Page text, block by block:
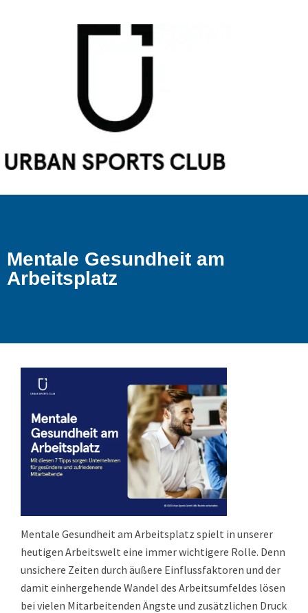
Mentale Gesundheit am
Arbeitsplatz
Mentale Gesundheit am Arbeitsplatz spielt in unserer
heutigen Arbeitswelt eine immer wichtigere Rolle. Denn
unsichere Zeiten durch äußere Einflussfaktoren und der
damit einhergehende Wandel des Arbeitsumfeldes lösen
bei vielen Mitarbeitenden Ängste und zusätzlichen Druck